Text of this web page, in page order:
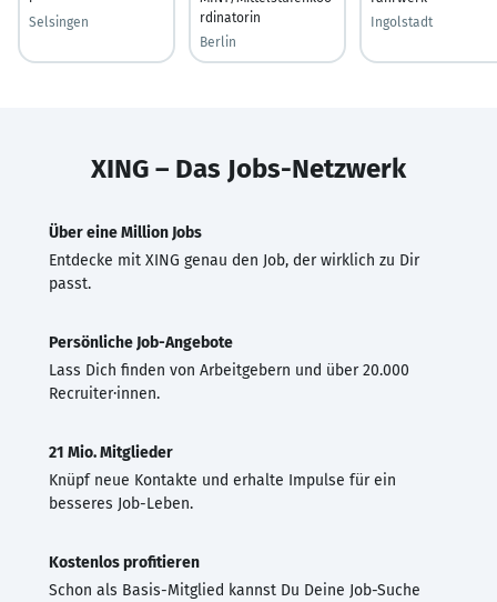
Selsingen
rdinatorin
Berlin
Ingolstadt
XING – Das Jobs-Netzwerk
Über eine Million Jobs
Entdecke mit XING genau den Job, der wirklich zu Dir
passt.
Persönliche Job-Angebote
Lass Dich finden von Arbeitgebern und über 20.000
Recruiter·innen.
21 Mio. Mitglieder
Knüpf neue Kontakte und erhalte Impulse für ein
besseres Job-Leben.
Kostenlos profitieren
Schon als Basis-Mitglied kannst Du Deine Job-Suche